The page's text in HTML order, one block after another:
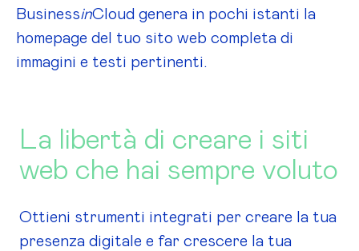
BusinessinCloud genera in pochi istanti la
homepage del tuo sito web completa di
immagini e testi pertinenti.
La libertà di creare i siti
web che hai sempre voluto
Ottieni strumenti integrati per creare la tua
presenza digitale e far crescere la tua